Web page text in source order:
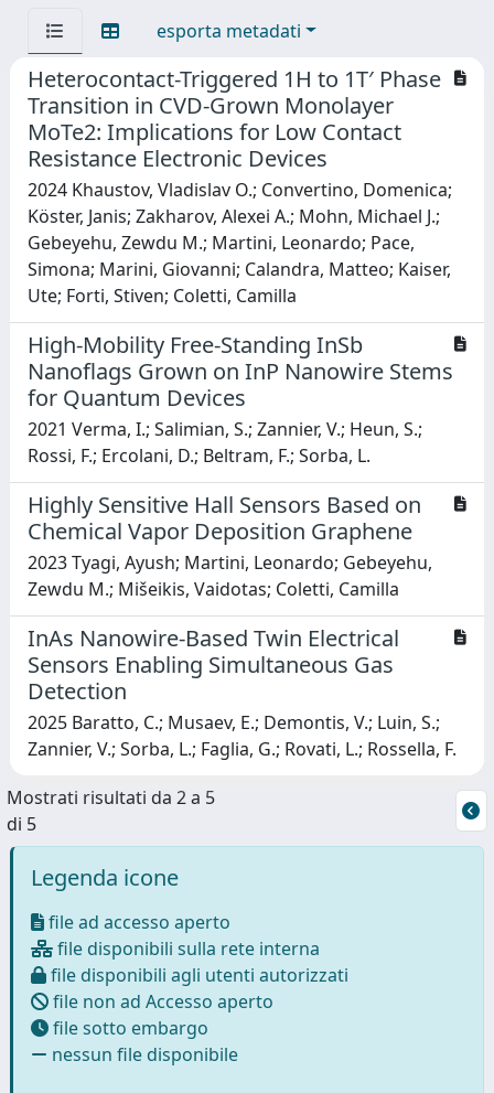
esporta metadati
Heterocontact-Triggered 1H to 1T′ Phase
Transition in CVD-Grown Monolayer
MoTe2: Implications for Low Contact
Resistance Electronic Devices
2024 Khaustov, Vladislav O.; Convertino, Domenica;
Köster, Janis; Zakharov, Alexei A.; Mohn, Michael J.;
Gebeyehu, Zewdu M.; Martini, Leonardo; Pace,
Simona; Marini, Giovanni; Calandra, Matteo; Kaiser,
Ute; Forti, Stiven; Coletti, Camilla
High-Mobility Free-Standing InSb
Nanoflags Grown on InP Nanowire Stems
for Quantum Devices
2021 Verma, I.; Salimian, S.; Zannier, V.; Heun, S.;
Rossi, F.; Ercolani, D.; Beltram, F.; Sorba, L.
Highly Sensitive Hall Sensors Based on
Chemical Vapor Deposition Graphene
2023 Tyagi, Ayush; Martini, Leonardo; Gebeyehu,
Zewdu M.; Mišeikis, Vaidotas; Coletti, Camilla
InAs Nanowire-Based Twin Electrical
Sensors Enabling Simultaneous Gas
Detection
2025 Baratto, C.; Musaev, E.; Demontis, V.; Luin, S.;
Zannier, V.; Sorba, L.; Faglia, G.; Rovati, L.; Rossella, F.
Mostrati risultati da 2 a 5
di 5
Legenda icone
file ad accesso aperto
file disponibili sulla rete interna
file disponibili agli utenti autorizzati
file non ad Accesso aperto
file sotto embargo
nessun file disponibile